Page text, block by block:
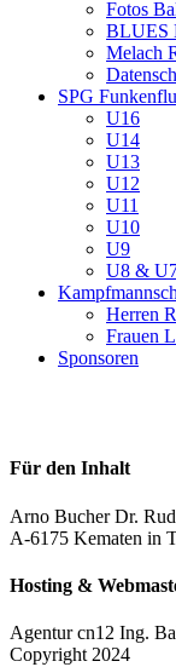
Fotos
BLUES
Melach
SPG
U16
U14
U13
U12
U11
U10
U9
U8 &
Herren
Frauen
Sponsoren
Für den Inhalt
Arno Bucher Dr.
A-6175 Kematen in
Hosting &
Agentur cn12 Ing.
Copyright 2024